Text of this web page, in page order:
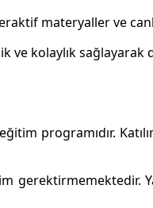
materyaller ve
ve kolaylık
programıdır.
gerektirmemektedir.